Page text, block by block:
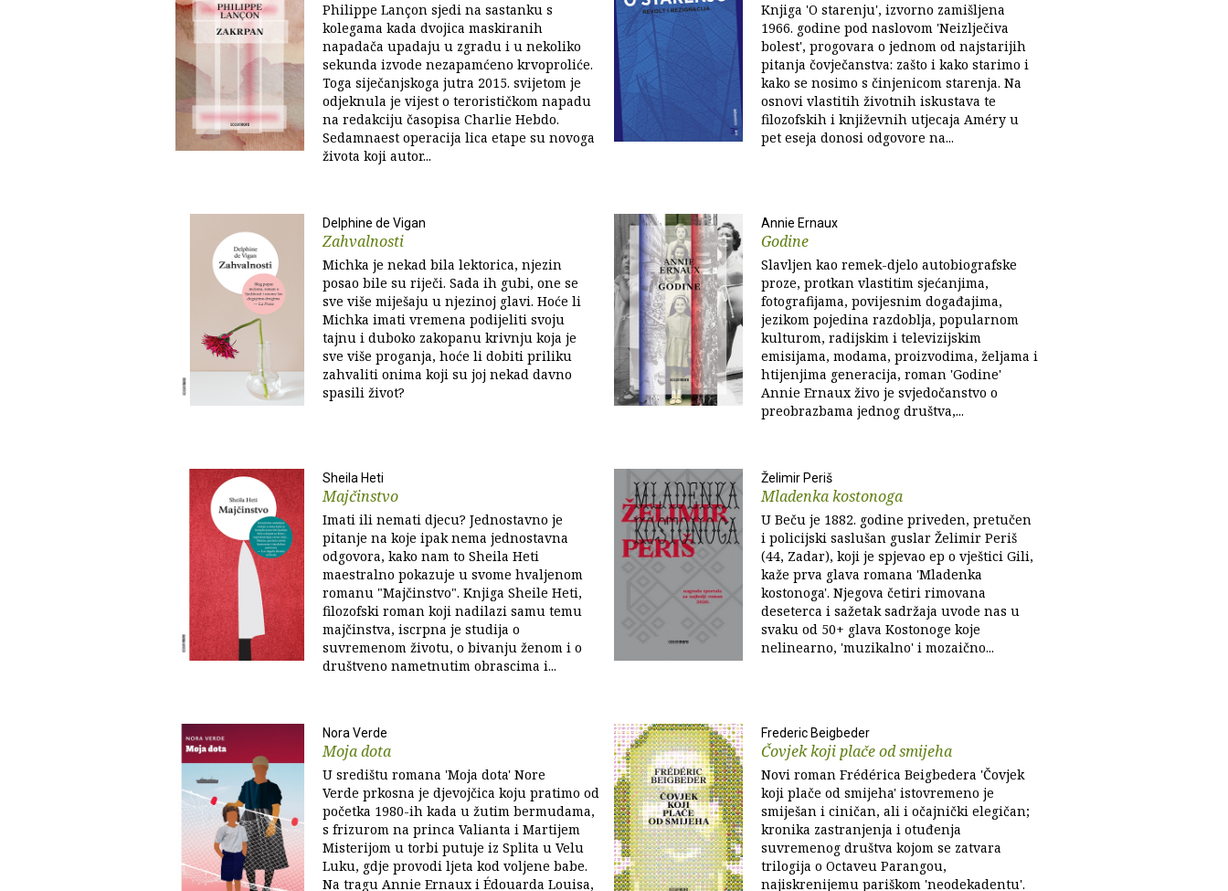
Philippe Lançon sjedi na sastanku s
kolegama kada dvojica maskiranih
napadača upadaju u zgradu i u nekoliko
sekunda izvode nezapamćeno krvoproliće.
Toga siječanjskoga jutra 2015. svijetom je
odjeknula je vijest o terorističkom napadu
na redakciju časopisa Charlie Hebdo.
Sedamnaest operacija lica etape su novoga
života koji autor...
Knjiga 'O starenju', izvorno zamišljena
1966. godine pod naslovom 'Neizlječiva
bolest', progovara o jednom od najstarijih
pitanja čovječanstva: zašto i kako starimo i
kako se nosimo s činjenicom starenja. Na
osnovi vlastitih životnih iskustava te
filozofskih i književnih utjecaja Améry u
pet eseja donosi odgovore na...
Delphine de Vigan
Zahvalnosti
Michka je nekad bila lektorica, njezin
posao bile su riječi. Sada ih gubi, one se
sve više miješaju u njezinoj glavi. Hoće li
Michka imati vremena podijeliti svoju
tajnu i duboko zakopanu krivnju koja je
sve više proganja, hoće li dobiti priliku
zahvaliti onima koji su joj nekad davno
spasili život?
Annie Ernaux
Godine
Slavljen kao remek-djelo autobiografske
proze, protkan vlastitim sjećanjima,
fotografijama, povijesnim događajima,
jezikom pojedina razdoblja, popularnom
kulturom, radijskim i televizijskim
emisijama, modama, proizvodima, željama i
htijenjima generacija, roman 'Godine'
Annie Ernaux živo je svjedočanstvo o
preobrazbama jednog društva,...
Sheila Heti
Majčinstvo
Imati ili nemati djecu? Jednostavno je
pitanje na koje ipak nema jednostavna
odgovora, kako nam to Sheila Heti
maestralno pokazuje u svome hvaljenom
romanu "Majčinstvo". Knjiga Sheile Heti,
filozofski roman koji nadilazi samu temu
majčinstva, iscrpna je studija o
suvremenom životu, o bivanju ženom i o
društveno nametnutim obrascima i...
Želimir Periš
Mladenka kostonoga
U Beču je 1882. godine priveden, pretučen
i policijski saslušan guslar Želimir Periš
(44, Zadar), koji je spjevao ep o vještici Gili,
kaže prva glava romana 'Mladenka
kostonoga'. Njegova četiri rimovana
deseterca i sažetak sadržaja uvode nas u
svaku od 50+ glava Kostonoge koje
nelinearno, 'muzikalno' i mozaično...
Nora Verde
Moja dota
U središtu romana 'Moja dota' Nore
Verde prkosna je djevojčica koju pratimo od
početka 1980-ih kada u žutim bermudama,
s frizurom na princa Valianta i Martijem
Misterijom u torbi putuje iz Splita u Velu
Luku, gdje provodi ljeta kod voljene babe.
Na tragu Annie Ernaux i Édouarda Louisa,
Frederic Beigbeder
Čovjek koji plače od smijeha
Novi roman Frédérica Beigbedera 'Čovjek
koji plače od smijeha' istovremeno je
smiješan i ciničan, ali i očajnički elegičan;
kronika zastranjenja i otuđenja
suvremenog društva kojom se zatvara
trilogija o Octaveu Parangou,
najiskrenijemu pariškom 'neodekadentu'.